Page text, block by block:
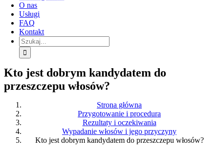
O nas
Usługi
FAQ
Kontakt
Szukaj:
Kto jest dobrym kandydatem do
przeszczepu włosów?
Strona główna
Przygotowanie i procedura
Rezultaty i oczekiwania
Wypadanie włosów i jego przyczyny
Kto jest dobrym kandydatem do przeszczepu włosów?